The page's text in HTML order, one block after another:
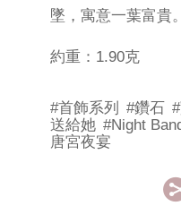
墜，寓意一葉富貴。
約重：1.90克
#首飾系列 #鑽石
送給她 #Night
唐宮夜宴